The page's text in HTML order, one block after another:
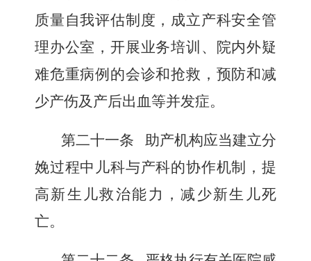
质量自我评估制度，成立产科安全管
理办公室，开展业务培训、院内外疑
难危重病例的会诊和抢救，预防和减
少产伤及产后出血等并发症。
第二十一条
助产机构应当建立分
娩过程中儿科与产科的协作机制，提
高新生儿救治能力，减少新生儿死
亡。